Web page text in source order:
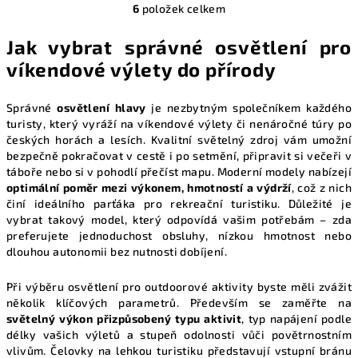
O
l
á
a
c
í
p
r
v
k
y
v
p
i
s
u
6 položek celkem
Jak vybrat správné osvětlení pro
víkendové výlety do přírody
Správnéosvětlení hlavy je nezbytným společníkem každého
turisty, který vyráží na víkendové výlety či nenáročné túry po
českých horách a lesích. Kvalitní světelný zdroj vám umožní
bezpečně pokračovat v cestě i po setmění, připravit si večeři v
táboře nebo si v pohodlí přečíst mapu. Moderní modely nabízejí
optimální poměr mezi výkonem, hmotností a výdrží, což z nich
činí ideálního parťáka pro rekreační turistiku. Důležité je
vybrat takový model, který odpovídá vašim potřebám – zda
preferujete jednoduchost obsluhy, nízkou hmotnost nebo
dlouhou autonomii bez nutnosti dobíjení.
Při výběru osvětlení pro outdoorové aktivity byste měli zvážit
několik klíčových parametrů. Především se zaměřte na
světelný výkon přizpůsobený typu aktivit, typ napájení podle
délky vašich výletů a stupeň odolnosti vůči povětrnostním
vlivům. Čelovky na lehkou turistiku představují vstupní bránu